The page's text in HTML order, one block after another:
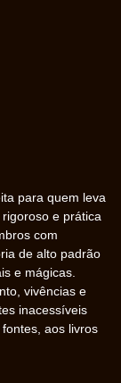
para quem leva
e prática
com
de alto padrão
e mágicas.
vivências e
inacessíveis
aos livros